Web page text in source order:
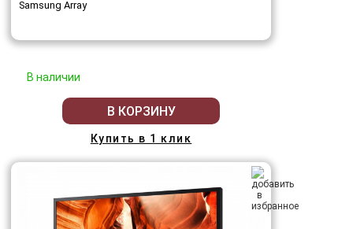
Samsung Array
В наличии
В КОРЗИНУ
Купить в 1 клик